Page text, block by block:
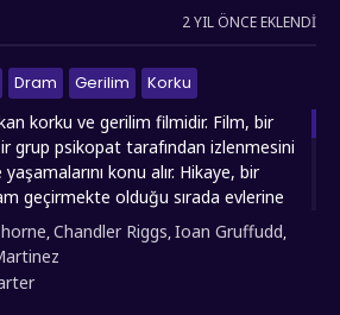
2 YIL ÖNCE EKLENDI
Dram Gerilim
Korku
korku ve gerilim filmidir. Film, bir
grup psikopat tarafından izlenmesini
konu alır. Hikaye, bir
geçirmekte olduğu sırada evlerine
rehin alınmalarıyla başlar. Bu
izleyicisi olarak seçmişlerdir ve
Aile, evlerindeki güvenlik
kaçmaya çalışırken, izleyicilerin birer
,Chandler Riggs,Ioan Gruffudd,